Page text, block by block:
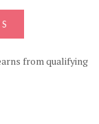
from qualifying